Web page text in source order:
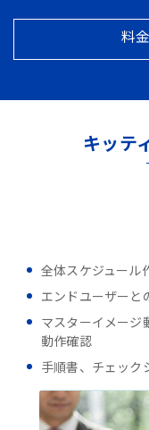
料
キッテ
全体スケジュール
エンドユーザーと
マスターイメージ
動作確認
手順書、チェック